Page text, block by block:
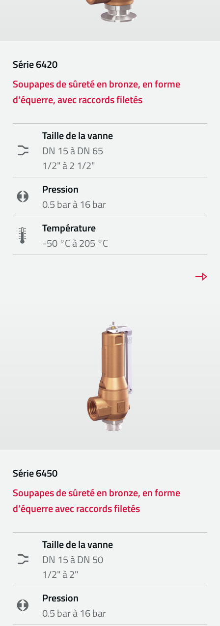
Série6420
Soupapes de sûreté en bronze, en forme
d‘équerre, avec raccords filetés
Taille de la vanne
DN 15 à DN 65
1/2" à 2 1/2"
Pression
0.5 bar à 16 bar
Température
-50 °C à 205 °C
Série6450
Soupapes de sûreté en bronze, en forme
d‘équerre avec raccords filetés
Taille de la vanne
DN 15 à DN 50
1/2" à 2"
Pression
0.5 bar à 16 bar